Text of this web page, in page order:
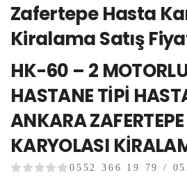
Zafertepe Hasta
Kiralama Satış
HK-60 – 2
HASTANE TİPİ
ANKARA
KARYOLASI
0552 366 19 79 /